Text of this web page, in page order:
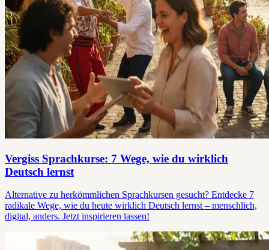
Vergiss Sprachkurse: 7 Wege, wie du wirklich
Deutsch lernst
Alternative zu herkömmlichen Sprachkursen gesucht? Entdecke 7
radikale Wege, wie du heute wirklich Deutsch lernst – menschlich,
digital, anders. Jetzt inspirieren lassen!